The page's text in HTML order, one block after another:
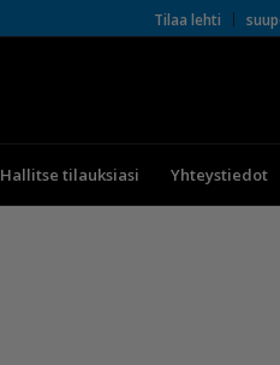
Tilaa lehti
Hallitse tilauksiasi Yhteystiedot